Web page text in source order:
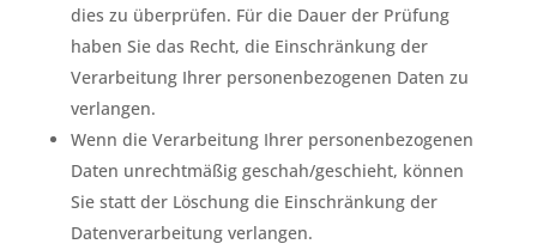
dies zu überprüfen. Für die Dauer der Prüfung
haben Sie das Recht, die Einschränkung der
Verarbeitung Ihrer personenbezogenen Daten zu
verlangen.
Wenn die Verarbeitung Ihrer personenbezogenen
Daten unrechtmäßig geschah/geschieht, können
Sie statt der Löschung die Einschränkung der
Datenverarbeitung verlangen.